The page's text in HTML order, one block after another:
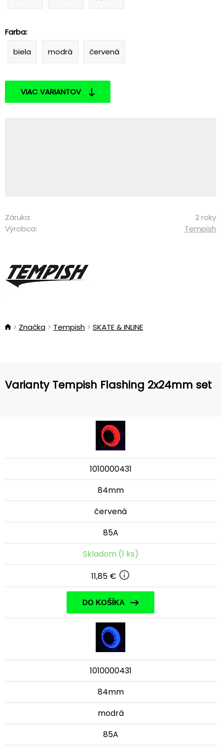
Farba:
biela
modrá červená
VIAC VARIANTOV
Záruka:
2 roky
Výrobca:
Tempish
Značka Tempish SKATE & INLINE
Varianty Tempish Flashing 2x24mm set
1010000431
84mm
červená
85A
Skladom (1 ks)
11,85 €
DO KOŠÍKA
1010000431
84mm
modrá
85A